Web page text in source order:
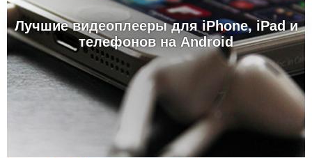
Лучшие видеоплееры для iPhone, iPad и
телефонов на Android